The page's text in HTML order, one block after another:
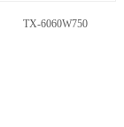
TX-6060W750